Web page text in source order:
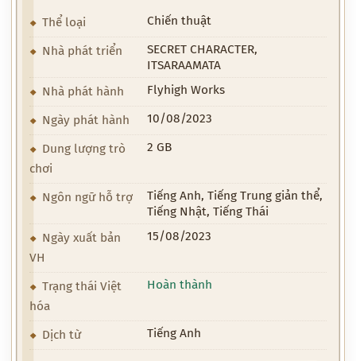
Thể loại Chiến thuật
Nhà phát triển
SECRET CHARACTER,
ITSARAAMATA
Nhà phát hành
Flyhigh Works
Ngày phát hành 10/08/2023
Dung lượng trò
chơi
2 GB
Ngôn ngữ hỗ trợ
Tiếng Anh, Tiếng Trung giản thể,
Tiếng Nhật, Tiếng Thái
Ngày xuất bản
VH
15/08/2023
Trạng thái Việt
hóa
Hoàn thành
Dịch từ Tiếng Anh